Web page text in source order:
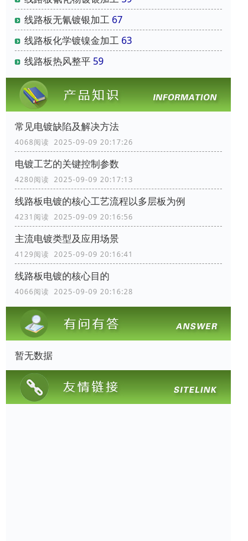
线路板无氰镀银加工 67
线路板化学镀镍金加工 63
线路板热风整平 59
常见电镀缺陷及解决方法
4068阅读 2025-09-09 20:17:26
电镀工艺的关键控制参数
4280阅读 2025-09-09 20:17:13
线路板电镀的核心工艺流程以多层板为例
4231阅读 2025-09-09 20:16:56
主流电镀类型及应用场景
4129阅读 2025-09-09 20:16:41
线路板电镀的核心目的
4066阅读 2025-09-09 20:16:28
暂无数据